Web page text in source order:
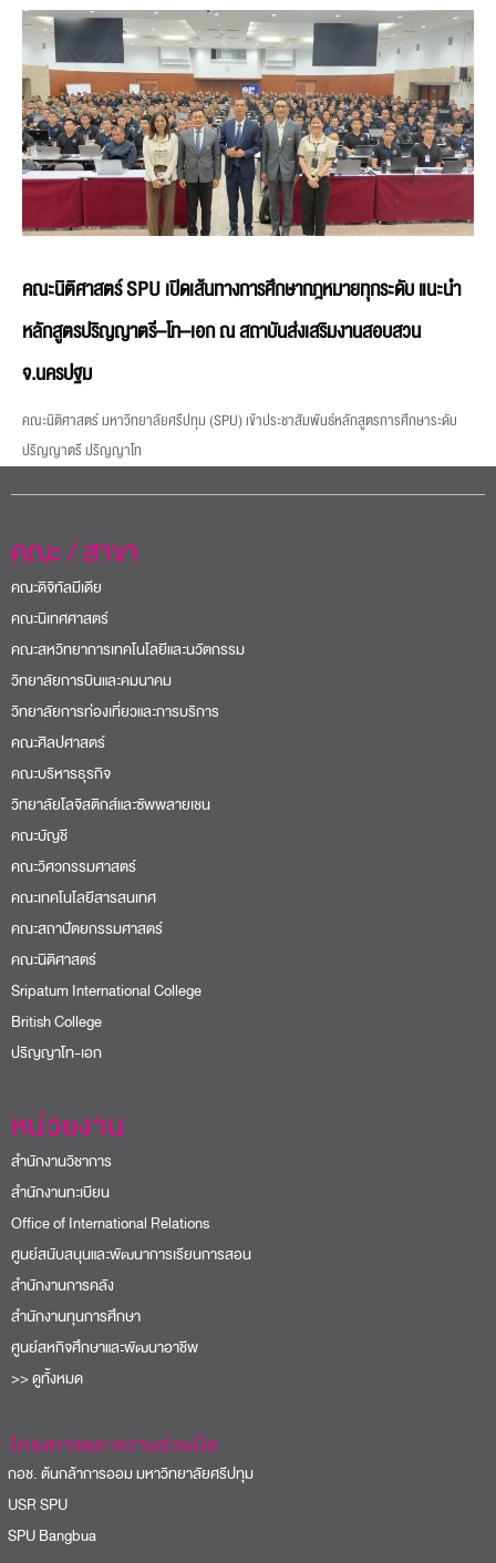
คณะนิติศาสตร์ SPU เปิดเส้นทางการศึกษากฎหมายทุกระดับ แนะนำ
หลักสูตรปริญญาตรี–โท–เอก ณ สถาบันส่งเสริมงานสอบสวน
จ.นครปฐม
คณะนิติศาสตร์ มหาวิทยาลัยศรีปทุม (SPU) เข้าประชาสัมพันธ์หลักสูตรการศึกษาระดับ
ปริญญาตรี ปริญญาโท
คณะ / สาขา
คณะดิจิทัลมีเดีย
คณะนิเทศศาสตร์
คณะสหวิทยาการเทคโนโลยีและนวัตกรรม
วิทยาลัยการบินและคมนาคม
วิทยาลัยการท่องเที่ยวและการบริการ
คณะศิลปศาสตร์
คณะบริหารธุรกิจ
วิทยาลัยโลจิสติกส์และซัพพลายเชน
คณะบัญชี
คณะวิศวกรรมศาสตร์
คณะเทคโนโลยีสารสนเทศ
คณะสถาปัตยกรรมศาสตร์
คณะนิติศาสตร์
Sripatum International College
British College
ปริญญาโท-เอก
หน่วยงาน
สำนักงานวิชาการ
สำนักงานทะเบียน
Office of International Relations
ศูนย์สนับสนุนและพัฒนาการเรียนการสอน
สำนักงานการคลัง
สำนักงานทุนการศึกษา
ศูนย์สหกิจศึกษาและพัฒนาอาชีพ
>> ดูทั้งหมด
โครงการและความร่วมมือ
ช. ต้นกล้าการออม มหาวิทยาลัยศรีปทุม
SPU
Bangbua